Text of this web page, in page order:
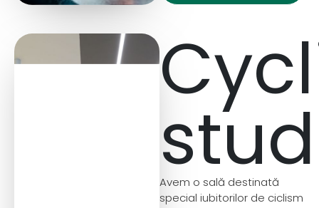
Avem o sală destinată
special iubitorilor de ciclism